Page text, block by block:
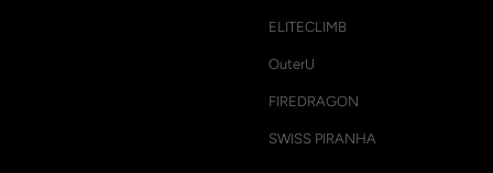
ELITECLIMB
OuterU
FIREDRAGON
SWISS PIRANHA